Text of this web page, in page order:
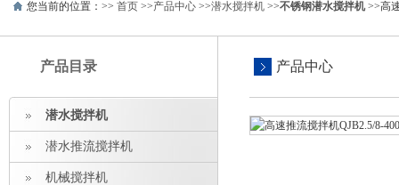
您当前的位置：>> 首页 >>产品中心 >>潜水搅拌机 >>不锈钢潜水搅拌机>>高
产品目录
潜水搅拌机
潜水推流搅拌机
机械搅拌机
产品中心